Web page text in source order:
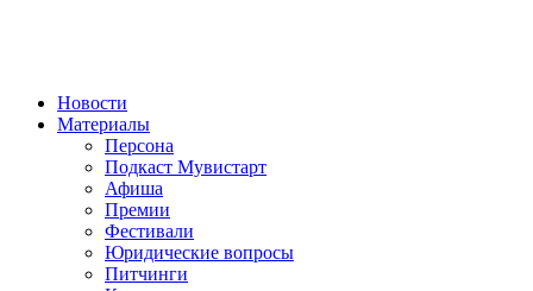
Новости
Материалы
Персона
Подкаст Мувистарт
Афиша
Премии
Фестивали
Юридические вопросы
Питчинги